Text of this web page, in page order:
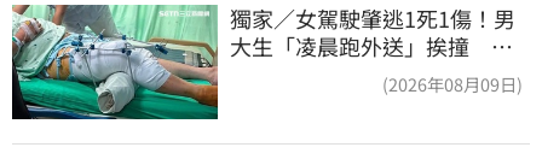
獨家／女駕駛肇逃1死1傷！男
大生「凌晨跑外送」挨撞 媽
(2026年08月09日)